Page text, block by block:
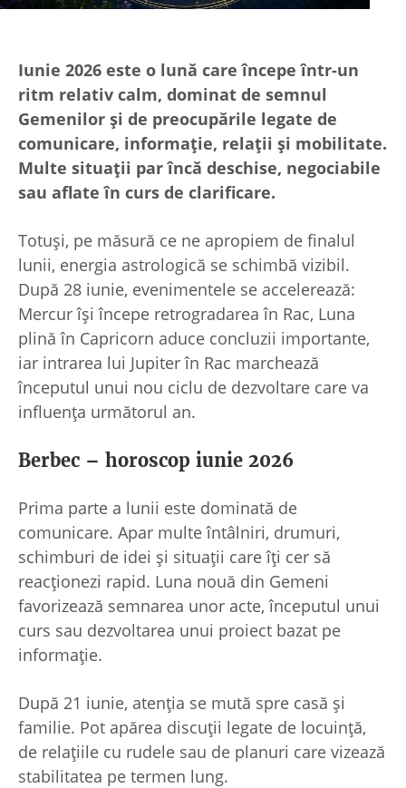
Iunie 2026 este o lună care începe într-un
ritm relativ calm, dominat de semnul
Gemenilor și de preocupările legate de
comunicare, informație, relații și mobilitate.
Multe situații par încă deschise, negociabile
sau aflate în curs de clarificare.
Totuși, pe măsură ce ne apropiem de finalul
lunii, energia astrologică se schimbă vizibil.
După 28 iunie, evenimentele se accelerează:
Mercur își începe retrogradarea în Rac, Luna
plină în Capricorn aduce concluzii importante,
iar intrarea lui Jupiter în Rac marchează
începutul unui nou ciclu de dezvoltare care va
influența următorul an.
Berbec – horoscop iunie 2026
Prima parte a lunii este dominată de
comunicare. Apar multe întâlniri, drumuri,
schimburi de idei și situații care îți cer să
reacționezi rapid. Luna nouă din Gemeni
favorizează semnarea unor acte, începutul unui
curs sau dezvoltarea unui proiect bazat pe
informație.
După 21 iunie, atenția se mută spre casă și
familie. Pot apărea discuții legate de locuință,
de relațiile cu rudele sau de planuri care vizează
stabilitatea pe termen lung.